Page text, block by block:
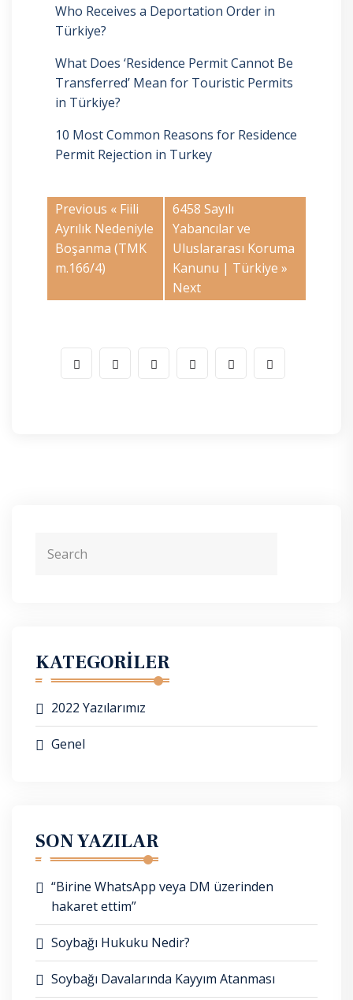
Who Receives a Deportation Order in
Türkiye?
What Does ‘Residence Permit Cannot Be
Transferred’ Mean for Touristic Permits
in Türkiye?
10 Most Common Reasons for Residence
Permit Rejection in Turkey
Previous « Fiili
Ayrılık Nedeniyle
Boşanma (TMK
m.166/4)
6458 Sayılı
Yabancılar ve
Uluslararası Koruma
Kanunu | Türkiye »
Next
KATEGORILER
2022 Yazılarımız
Genel
SON YAZILAR
“Birine WhatsApp veya DM üzerinden
hakaret ettim”
Soybağı Hukuku Nedir?
Soybağı Davalarında Kayyım Atanması